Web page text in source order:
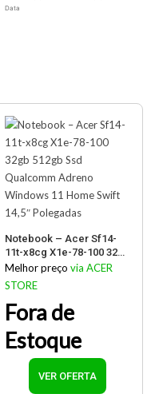
Data
Notebook – Acer Sf14-
11t-x8cg X1e-78-100 32gb
512gb Ssd Qualcomm
Adreno Windows 11
Home Swift 14,5″
Polegadas
Melhor preço via ACER
STORE
Fora de
Estoque
VER OFERTA